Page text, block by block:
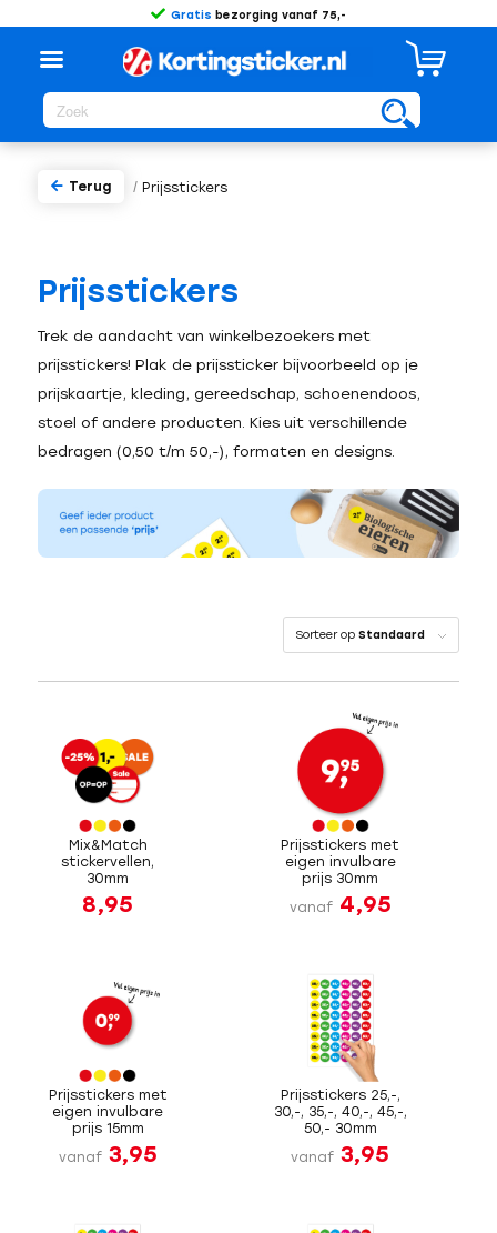
Gratis bezorging vanaf 75,-
/ Prijsstickers
Terug
Prijsstickers
Trek de aandacht van winkelbezoekers met
prijsstickers! Plak de prijssticker bijvoorbeeld op je
prijskaartje, kleding, gereedschap, schoenendoos,
stoel of andere producten. Kies uit verschillende
bedragen (0,50 t/m 50,-), formaten en designs.
Sorteer opStandaard
Mix&Match
stickervellen,
30mm
8,95
Prijsstickers met
eigen invulbare
prijs 30mm
vanaf 4,95
Prijsstickers met
eigen invulbare
prijs 15mm
vanaf 3,95
Prijsstickers 25,-,
30,-, 35,-, 40,-, 45,-,
50,- 30mm
vanaf 3,95